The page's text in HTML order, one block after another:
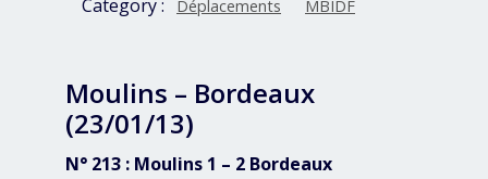
Category : Déplacements MBIDF
Moulins – Bordeaux
(23/01/13)
N° 213 : Moulins 1 – 2 Bordeaux